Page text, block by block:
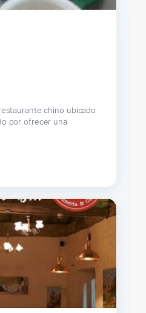
chino ubicado
por ofrecer una